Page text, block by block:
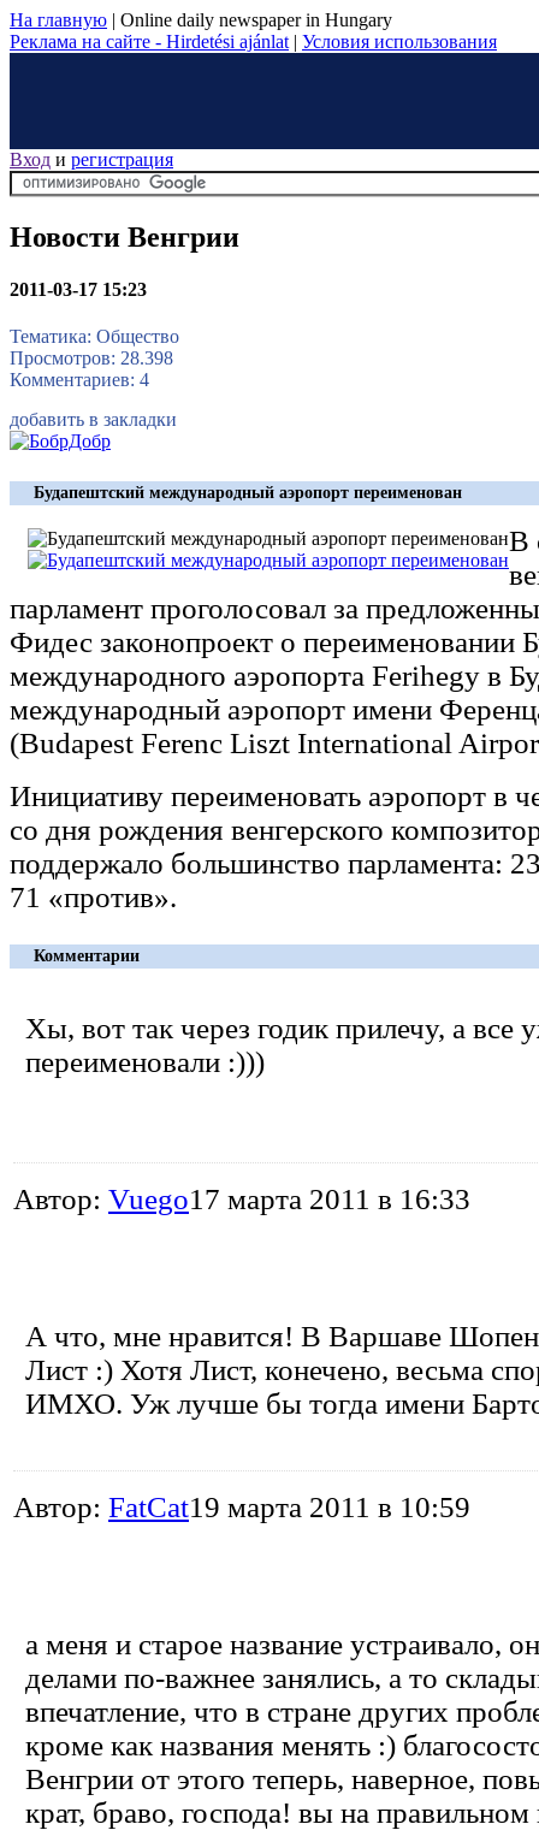
На главную | Online daily newspaper in Hungary
Реклама на сайте - Hirdetési ajánlat | Условия использования
Вход и регистрация
Новости Венгрии
2011-03-17 15:23
Тематика: Общество
Просмотров: 28.398
Комментариев: 4
добавить в закладки
Будапештский международный аэропорт переименован
В
парламент проголосовал за
Фидес законопроект о переименовании
международного аэропорта Ferihegy в
международный аэропорт имени
(Budapest Ferenc Liszt International
Инициативу переименовать аэропорт в
со дня рождения венгерского
поддержало большинство парламента:
71 «против».
Комментарии
Хы, вот так через годик прилечу, а все
переименовали :)))
Автор: Vuego17 марта 2011 в 16:33
А что, мне нравится! В Варшаве
Лист :) Хотя Лист, конечено, весьма
ИМХО. Уж лучше бы тогда имени
Автор: FatCat19 марта 2011 в 10:59
а меня и старое название устраивало,
делами по-важнее занялись, а то
впечатление, что в стране других
кроме как названия менять :)
Венгрии от этого теперь, наверное,
крат, браво, господа! вы на